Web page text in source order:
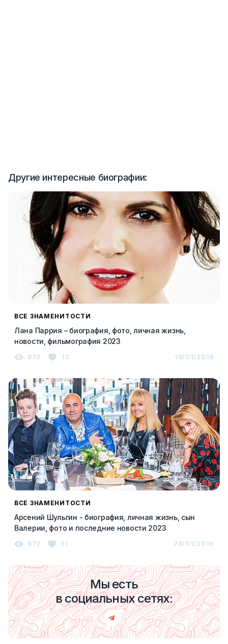
Другие интересные биографии:
ВСЕ ЗНАМЕНИТОСТИ
Лана Паррия – биография, фото, личная жизнь,
новости, фильмография 2023
870 13 19/01/2019
ВСЕ ЗНАМЕНИТОСТИ
Арсений Шульгин - биография, личная жизнь, сын
Валерии, фото и последние новости 2023
672 11 28/01/2019
Мы есть
в социальных сетях: